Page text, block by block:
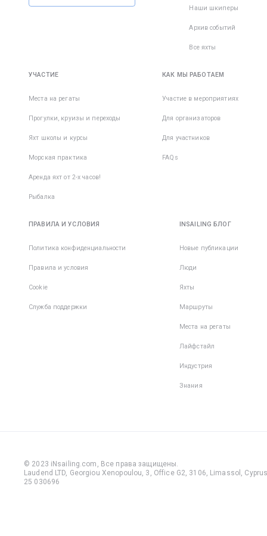
Наши шкиперы
Архив событий
Все яхты
УЧАСТИЕ
Места на регаты
Прогулки, круизы и переходы
Яхт школы и курсы
Морская практика
Аренда яхт от 2-х часов!
Рыбалка
КАК МЫ РАБОТАЕМ
Участие в мероприятиях
Для организаторов
Для участников
FAQs
ПРАВИЛА И УСЛОВИЯ
Политика конфиденциальности
Правила и условия
Cookie
Служба поддержки
INSAILING БЛОГ
Новые публикации
Люди
Яхты
Маршруты
Места на регаты
Лайфстайл
Индустрия
Знания
© 2023 iNsailing.com, Все права защищены.
Laudend LTD, Georgiou Xenopoulou, 3, Office G2, 3106, Limassol,
25 030696